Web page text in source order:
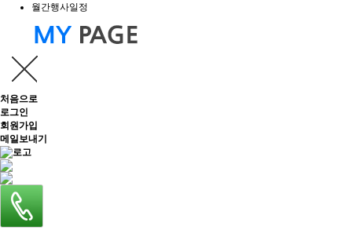
월간행사일정
처음으로
로그인
회원가입
메일보내기